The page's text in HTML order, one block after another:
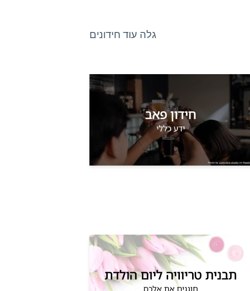
גלה עוד חידונים